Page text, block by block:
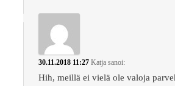
30.11.2018 11:27 Katja sanoi:
Hih, meillä ei vielä ole valoja